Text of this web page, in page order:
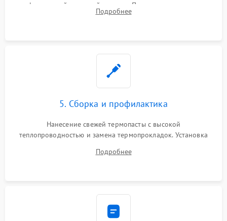
инфракрасной паяльной станции. Прошивка микросхемы
BIOS или замена поврежденных портов USB
Подробнее
5. Сборка и профилактика
Нанесение свежей термопасты с высокой
теплопроводностью и замена термопрокладок. Установка
шлейфов, модулей памяти и накопителей. Предварительная
Подробнее